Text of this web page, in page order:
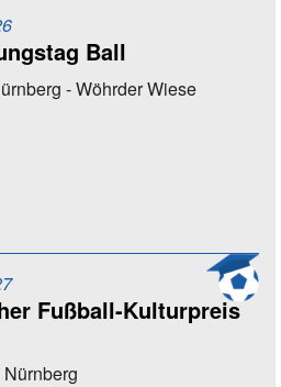
Ball
- Wöhrder Wiese
Fußball-Kulturpreis
Nürnberg